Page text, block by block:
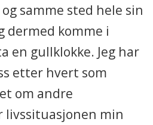
samme sted hele sin
dermed komme i
en gullklokke. Jeg har
etter hvert som
om andre
min